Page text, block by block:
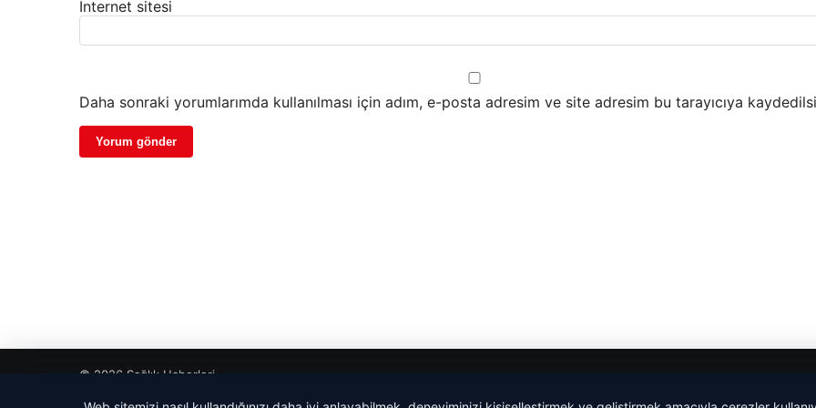
İnternet sitesi
Daha sonraki yorumlarımda kullanılması için adım, e-posta adresim ve site adresim bu tarayıcıya
© 2026 Sağlık Haberleri